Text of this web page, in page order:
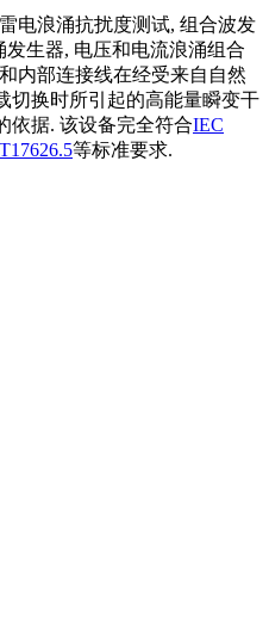
电浪涌抗扰度测试, 组合波发
生器, 电压和电流浪涌组合
内部连接线在经受来自自然
切换时所引起的高能量瞬变干
依据. 该设备完全符合IEC
等标准要求.